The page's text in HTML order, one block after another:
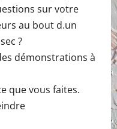
sur votre
au bout d.un
?
démonstrations à
que vous faites.